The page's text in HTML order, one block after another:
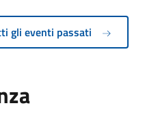
gli eventi passati